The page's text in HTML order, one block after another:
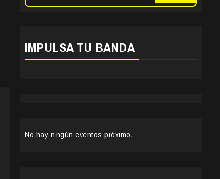
IMPULSA TU BANDA
No hay ningún eventos próximo.